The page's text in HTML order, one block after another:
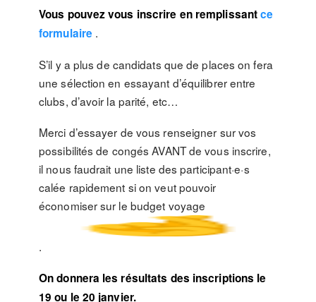
Vous pouvez vous inscrire en remplissantce
formulaire .
S’il y a plus de candidats que de places on fera
une sélection en essayant d’équilibrer entre
clubs, d’avoir la parité, etc…
Merci d’essayer de vous renseigner sur vos
possibilités de congés AVANT de vous inscrire,
il nous faudrait une liste des participant·e·s
calée rapidement si on veut pouvoir
économiser sur le budget voyage
.
On donnera les résultats des inscriptions le
19 ou le 20 janvier.